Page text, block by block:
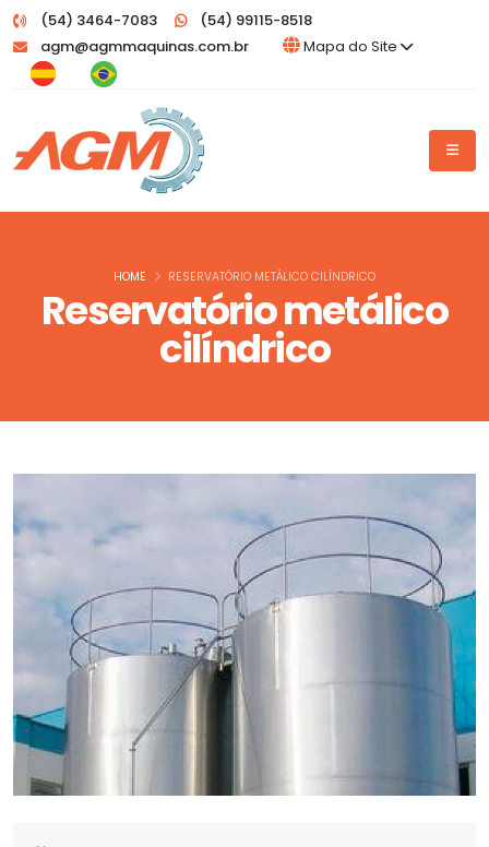
(54) 3464-7083
(54) 99115-8518
agm@agmmaquinas.com.br
Mapa do Site
Reservatório metálico
cilíndrico
HOME RESERVATÓRIO METÁLICO CILÍNDRICO